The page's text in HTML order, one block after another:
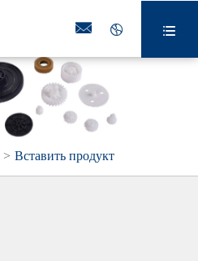
  
Вставить продукт